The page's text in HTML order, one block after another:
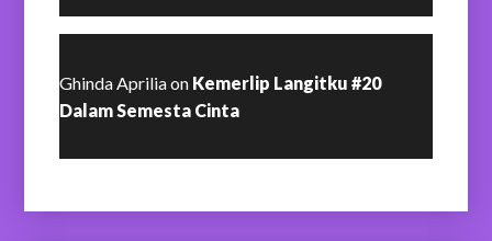
Ghinda Apriliaon Kemerlip Langitku #20
Dalam Semesta Cinta